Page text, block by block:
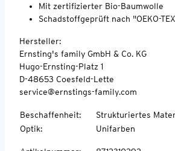
Mit zertifizierter Bio-Baumwolle
Schadstoffgeprüft nach "OEKO-
Hersteller:
Ernsting's family GmbH & Co. KG
Hugo-Ernsting-Platz 1
D-48653 Coesfeld-Lette
service@ernstings-family.com
Beschaffenheit:
Strukturiertes
Optik: Unifarben